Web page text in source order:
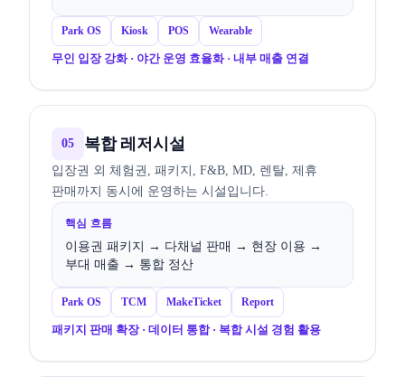
Park OS Kiosk POS Wearable
무인 입장 강화 · 야간 운영 효율화 · 내부 매출 연결
05 복합 레저시설
입장권 외 체험권, 패키지, F&B, MD, 렌탈, 제휴
판매까지 동시에 운영하는 시설입니다.
핵심 흐름
이용권 패키지 → 다채널 판매 → 현장 이용 →
부대 매출 → 통합 정산
Park OS TCM MakeTicket Report
패키지 판매 확장 · 데이터 통합 · 복합 시설 경험 활용